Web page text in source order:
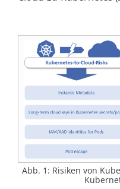
Abb. 1: Risiken von